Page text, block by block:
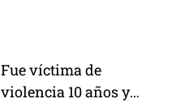
Fue víctima de
violencia 10 años y